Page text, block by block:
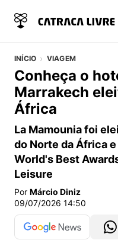
INÍCIO VIAGEM
Conheça o
Marrakech
África
La Mamounia foi
do Norte da África
World's Best
Leisure
Por Márcio Diniz
09/07/2026 14:50